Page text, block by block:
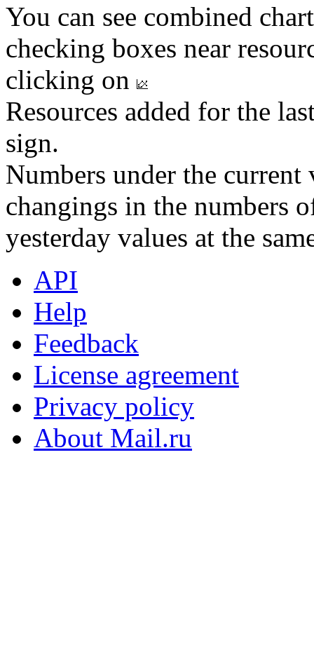
You can see combined
checking boxes near
clicking on
Resources added for the
sign.
Numbers under the
changings in the numbers
yesterday values at the
API
Help
Feedback
License agreement
Privacy policy
About Mail.ru